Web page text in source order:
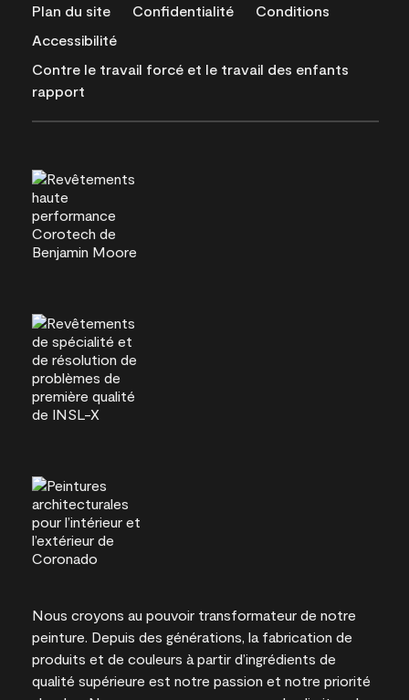
Plan du site Confidentialité
Conditions
Accessibilité
Contre le travail forcé et le travail des enfants
rapport
Nous croyons au pouvoir transformateur de notre
peinture. Depuis des générations, la fabrication de
produits et de couleurs à partir d’ingrédients de
qualité supérieure est notre passion et notre priorité